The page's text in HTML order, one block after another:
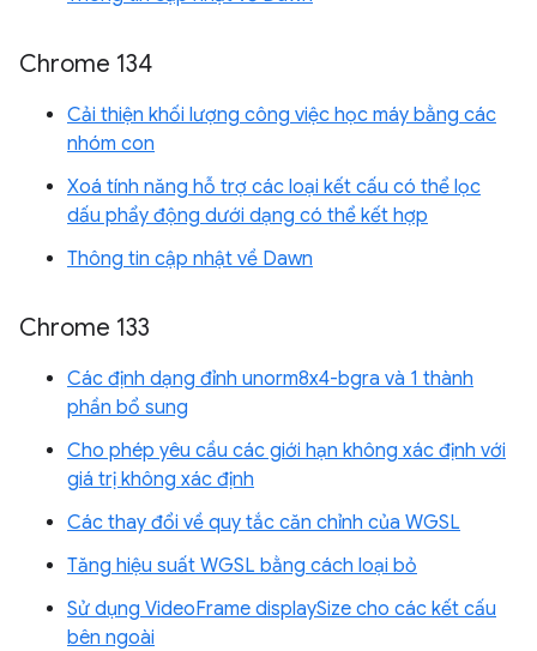
Chrome 134
Cải thiện khối lượng công việc học máy bằng các
nhóm con
Xoá tính năng hỗ trợ các loại kết cấu có thể lọc
dấu phẩy động dưới dạng có thể kết hợp
Thông tin cập nhật về Dawn
Chrome 133
Các định dạng đỉnh unorm8x4-bgra và 1 thành
phần bổ sung
Cho phép yêu cầu các giới hạn không xác định với
giá trị không xác định
Các thay đổi về quy tắc căn chỉnh của WGSL
Tăng hiệu suất WGSL bằng cách loại bỏ
Sử dụng VideoFrame displaySize cho các kết cấu
bên ngoài